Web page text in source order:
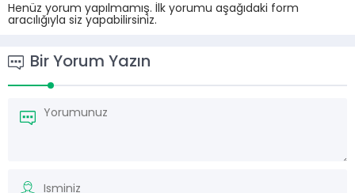
Henüz yorum yapılmamış. İlk yorumu aşağıdaki form
aracılığıyla siz yapabilirsiniz.
Bir Yorum Yazın